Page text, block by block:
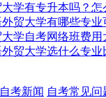
学有专升本吗？怎
贸大学有哪些专业
学自考网络班费用
贸大学选什么专业
考新闻 自考常见问